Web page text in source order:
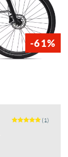
-61%
(1)